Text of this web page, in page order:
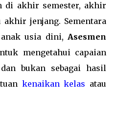
di akhir semester, akhir
akhir jenjang. Sementara
usia dini, Asesmen
mengetahui capaian
bukan sebagai hasil
kenaikan kelas atau